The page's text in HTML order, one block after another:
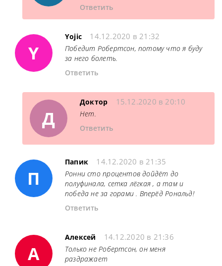
Ответить
Y
Yojic 14.12.2020 в 21:32
Победит Робертсон, потому что я буду
за него болеть.
Ответить
Д
Доктор 15.12.2020 в 20:10
Нет.
Ответить
П
Папик 14.12.2020 в 21:35
Ронни сто процентов дойдёт до
полуфинала, сетка лёгкая , а там и
победа не за горами . Вперёд Рональд!
Ответить
А
Алексей 14.12.2020 в 21:36
Только не Робертсон, он меня
раздражает